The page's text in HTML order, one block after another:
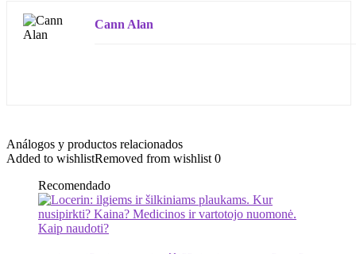
Cann Alan
Análogos y productos relacionados
Added to wishlistRemoved from wishlist 0
Recomendado